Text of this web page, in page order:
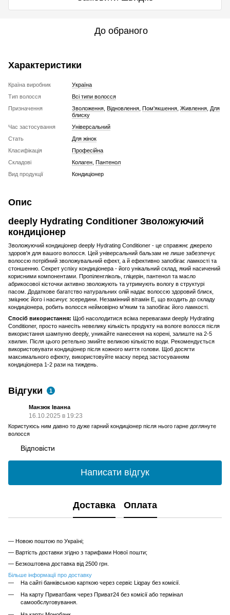
До обраного
Характеристики
Країна виробник
Україна
Тип волосся
Всі типи волосся
Призначення
Зволоження Відновлення Пом'якшення Живлення Для
блиску
Час застосування
Універсальний
Стать
Для жінок
Класифікація
Професійна
Складові
Колаген Пантенол
Вид продукції
Кондиціонер
Опис
deeply Hydrating Conditioner Зволожуючий
кондиціонер
Зволожуючий кондиціонер deeply Hydrating Conditioner - це справжнє джерело
здоров'я для вашого волосся. Цей універсальний бальзам не лише забезпечує
волоссю потрібний зволожувальний ефект, а й ефективно запобігає ламкості та
стоншенню. Секрет успіху кондиціонера - його унікальний склад, який насичений
корисними компонентами. Пропіленгліколь, гліцерін, пантенол та масло
абрикосової кісточки активно зволожують та утримують вологу в структурі
пасом. Додаткове багатство натуральних олій надає волоссю здоровий блиск,
зміцнює його і насичує зсередини. Незамінний вітамін Е, що входить до складу
кондиціонера, робить волосся неймовірно м'яким та запобігає його ламкості.
Спосіб використання: Щоб насолодитися всіма перевагами deeply Hydrating
Conditioner, просто нанесіть невелику кількість продукту на вологе волосся після
використання шампуню deeply, уникайте нанесення на корені, залиште на 2-5
хвилин. Після цього ретельно змийте великою кількістю води. Рекомендується
використовувати кондиціонер після кожного миття голови. Щоб досягти
максимального ефекту, використовуйте маску перед застосуванням
кондиціонера 1-2 рази на тиждень.
Відгуки 1
Манзюк Іванна
16.10.2025 в 19:23
Користуюсь ним давно то дуже гарний кондиціонер після нього гарне доглянуте
волосся
Відповісти
Написати відгук
Доставка Оплата
— Новою поштою по Україні;
— Вартість доставки згідно з тарифами Нової пошти;
— Безкоштовна доставка від 2500 грн.
Більше інформації про доставку
На сайті банківською карткою через сервіс Liqpay без комісії.
На карту Приватбанк через Приват24 без комісії або термінал
самообслуговування.